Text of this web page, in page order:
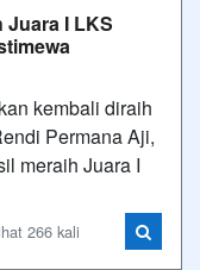
Juara I LKS
kembali diraih
Permana Aji,
meraih Juara I
266 kali